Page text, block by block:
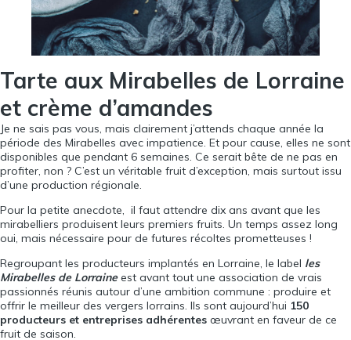
Tarte aux Mirabelles de Lorraine
et crème d’amandes
Je ne sais pas vous, mais clairement j’attends chaque année la
période des Mirabelles avec impatience. Et pour cause, elles ne sont
disponibles que pendant 6 semaines. Ce serait bête de ne pas en
profiter, non ? C’est un véritable fruit d’exception, mais surtout issu
d’une production régionale.
Pour la petite anecdote, il faut attendre dix ans avant que les
mirabelliers produisent leurs premiers fruits. Un temps assez long
oui, mais nécessaire pour de futures récoltes prometteuses !
Regroupant les producteurs implantés en Lorraine, le label les
Mirabelles de Lorraineest avant tout une association de vrais
passionnés réunis autour d’une ambition commune : produire et
offrir le meilleur des vergers lorrains. Ils sont aujourd’hui 150
producteurs et entreprises adhérentes œuvrant en faveur de ce
fruit de saison.